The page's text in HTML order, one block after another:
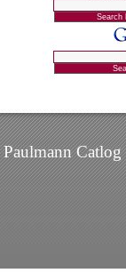
Paulmann Catlog